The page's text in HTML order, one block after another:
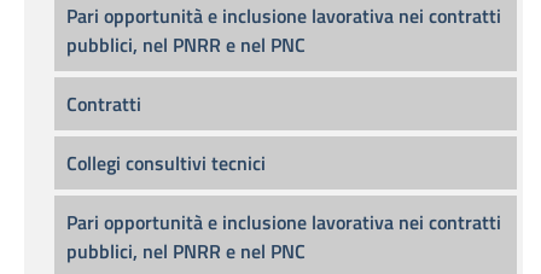
Pari opportunità e inclusione lavorativa nei contratti
pubblici, nel PNRR e nel PNC
Contratti
Collegi consultivi tecnici
Pari opportunità e inclusione lavorativa nei contratti
pubblici, nel PNRR e nel PNC